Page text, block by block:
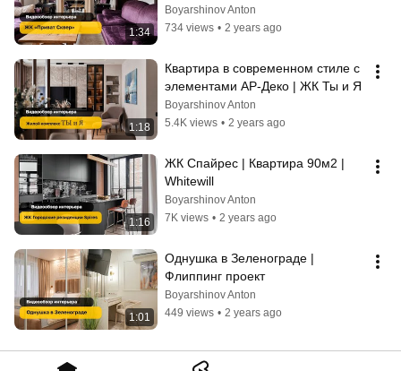
1:34
Boyarshinov Anton
734 views • 2 years ago
1:18
Квартира в современном стиле с
элементами АР-Деко | ЖК Ты и Я
Boyarshinov Anton
5.4K views • 2 years ago
1:16
ЖК Спайрес | Квартира 90м2 |
Whitewill
Boyarshinov Anton
7K views • 2 years ago
1:01
Однушка в Зеленограде |
Флиппинг проект
Boyarshinov Anton
449 views • 2 years ago